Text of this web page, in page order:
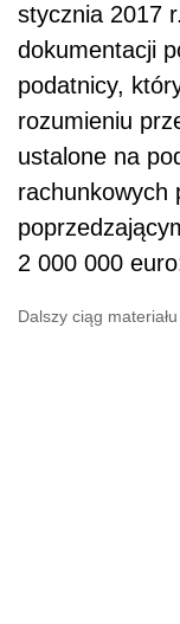
stycznia 2017
dokumentacji
podatnicy,
rozumieniu
ustalone na
rachunkowych
2 000 000
Dalszy ciąg